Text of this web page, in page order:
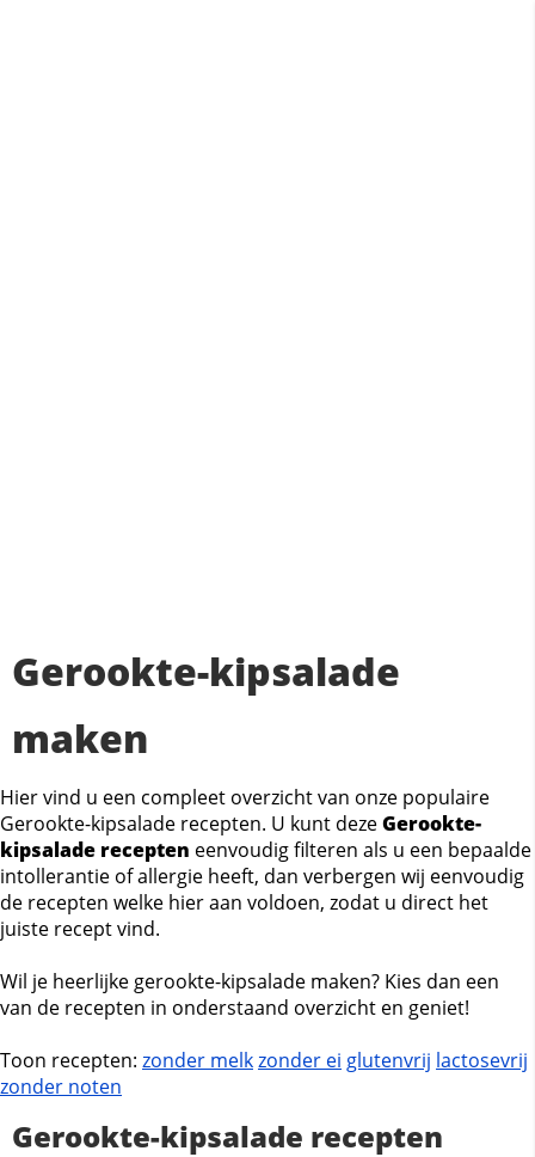
Gerookte-kipsalade
maken
Hier vind u een compleet overzicht van onze populaire
Gerookte-kipsalade recepten. U kunt dezeGerookte-
kipsalade recepten eenvoudig filteren als u een bepaalde
intollerantie of allergie heeft, dan verbergen wij eenvoudig
de recepten welke hier aan voldoen, zodat u direct het
juiste recept vind.
Wil je heerlijke gerookte-kipsalade maken? Kies dan een
van de recepten in onderstaand overzicht en geniet!
Toon recepten: zonder melkzonder ei glutenvrij lactosevrij
zonder noten
Gerookte-kipsalade recepten